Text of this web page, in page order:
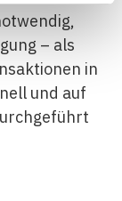
– als
in
und auf